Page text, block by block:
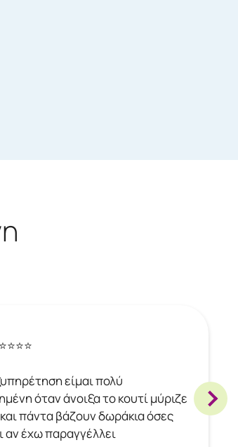
είμαι πολύ
όταν άνοιξα το κουτί μύριζε
πάντα βάζουν δωράκια όσες
αν έχω παραγγέλλει